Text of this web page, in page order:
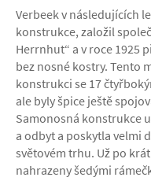
Verbeek v následujících
konstrukce, založil
Herrnhut“ a v roce 1925
bez nosné kostry. Tento
konstrukci se 17
ale byly špice ještě
Samonosná konstrukce
a odbyt a poskytla velmi
světovém trhu. Už po
nahrazeny šedými